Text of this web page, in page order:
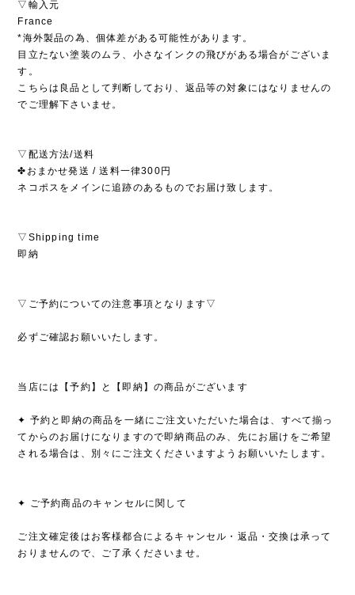
▽輸入元
France
*海外製品の為、個体差がある可能性があります。
目立たない塗装のムラ、小さなインクの飛びがある場合がございま
す。
こちらは良品として判断しており、返品等の対象にはなりませんの
でご理解下さいませ。
▽配送方法/送料
✤おまかせ発送 / 送料一律300円
ネコポスをメインに追跡のあるものでお届け致します。
▽Shipping time
即納
▽ご予約についての注意事項となります▽
必ずご確認お願いいたします。
当店には【予約】と【即納】の商品がございます
✦ 予約と即納の商品を一緒にご注文いただいた場合は、すべて揃っ
てからのお届けになりますので即納商品のみ、先にお届けをご希望
される場合は、別々にご注文くださいますようお願いいたします。
✦ ご予約商品のキャンセルに関して
ご注文確定後はお客様都合によるキャンセル・返品・交換は承って
おりませんので、ご了承くださいませ。